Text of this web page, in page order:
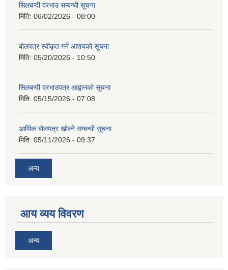
सिलबन्दी दरभाउ सम्बन्धी सूचना
मिति: 06/02/2026 - 08:00
बोलपत्र स्वीकृत गर्ने आशयको सूचना
मिति: 05/20/2026 - 10:50
सिलबन्दी दरभाउपत्र आह्वानको सूचना
मिति: 05/15/2026 - 07:08
आर्थिक बोलपत्र खोल्ने सम्बन्धी सूचना
मिति: 05/11/2026 - 09:37
अन्य
आय व्यय विवरण
अन्य